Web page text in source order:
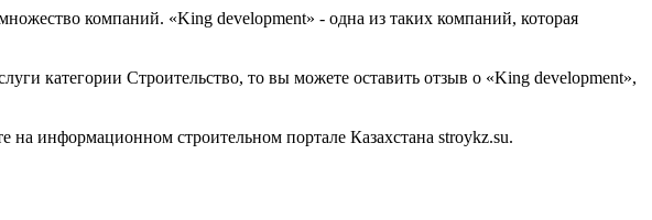
компаний. «King development» - одна из таких компаний, которая
категории Строительство, то вы можете оставить отзыв о «King development»,
информационном строительном портале Казахстана stroykz.su.